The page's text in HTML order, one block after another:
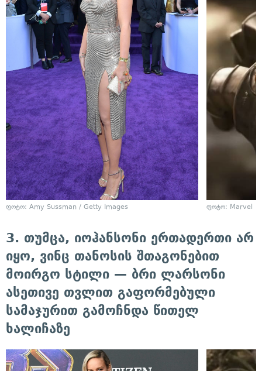
ფოტო: Amy Sussman / Getty Images ფოტო: Marvel
3. თუმცა, იოჰანსონი ერთადერთი არ
იყო, ვინც თანოსის შთაგონებით
მოირგო სტილი — ბრი ლარსონი
ასეთივე თვლით გაფორმებული
სამაჯურით გამოჩნდა წითელ
ხალიჩაზე